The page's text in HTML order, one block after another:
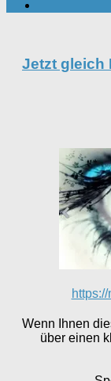
Jetzt gleich
Wenn Ihnen
über einen